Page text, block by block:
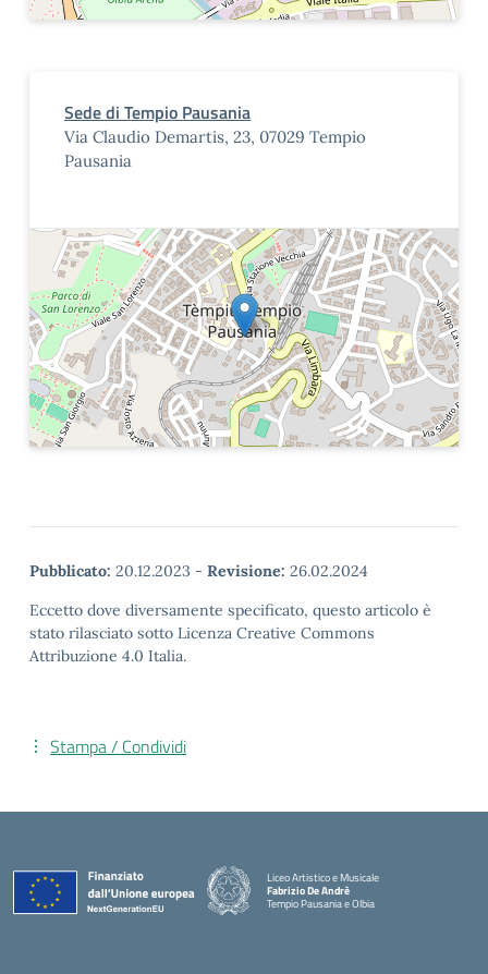
Sede di Tempio Pausania
Via Claudio Demartis, 23, 07029 Tempio
Pausania
Pubblicato: 20.12.2023 - Revisione: 26.02.2024
Eccetto dove diversamente specificato, questo articolo è
stato rilasciato sotto Licenza Creative Commons
Attribuzione 4.0 Italia.
Stampa / Condividi
Liceo Artistico e Musicale
Fabrizio De Andrè
Tempio Pausania e Olbia
— Visita la pagina iniziale della scuola